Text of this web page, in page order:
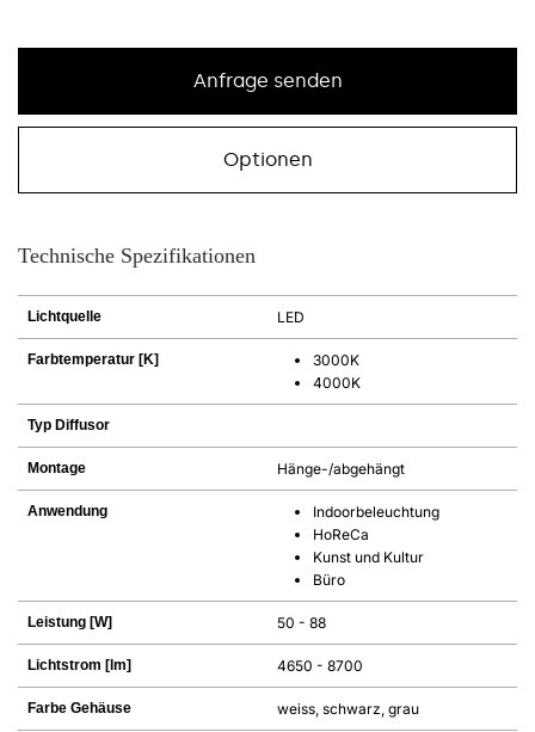
Anfrage senden
Optionen
Technische Spezifikationen
Lichtquelle LED
Farbtemperatur [K]
3000K
4000K
Typ Diffusor
Montage Hänge-/abgehängt
Anwendung
Indoorbeleuchtung
HoReCa
Kunst und Kultur
Büro
Leistung [W] 50 - 88
Lichtstrom [lm] 4650 - 8700
Farbe Gehäuse weiss, schwarz, grau